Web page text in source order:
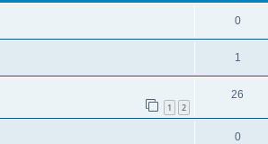
0
1
1 2
26
0